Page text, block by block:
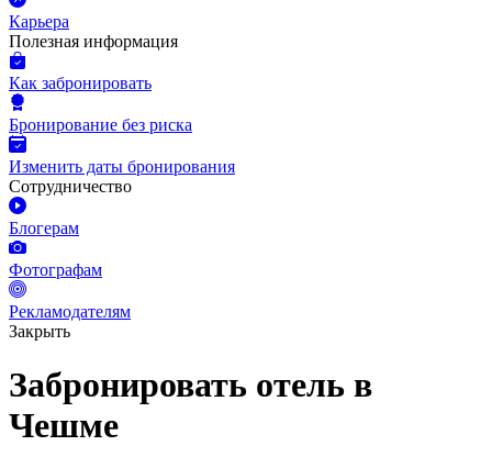
Карьера
Полезная информация
Как забронировать
Бронирование без риска
Изменить даты бронирования
Сотрудничество
Блогерам
Фотографам
Рекламодателям
Закрыть
Забронировать отель в
Чешме